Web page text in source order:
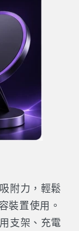
附力，輕鬆
裝置使用。
支架、充電